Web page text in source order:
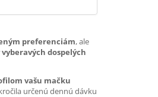
preferenciám, ale
dospelých
vašu mačku
určenú dennú dávku